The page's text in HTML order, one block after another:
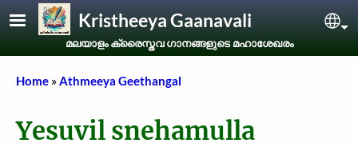
Skip to main contentKristheeya Gaanavali
മലയാളം ക്രൈസ്തവ ഗാനങ്ങളുടെ മഹാശേഖരം
Breadcrumb
Home Athmeeya Geethangal
Yesuvil snehamulla